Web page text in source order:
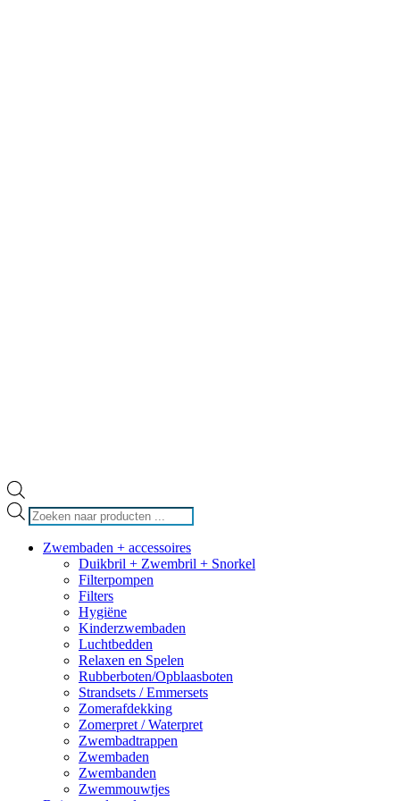
Producten
zoeken
Zwembaden + accessoires
Duikbril + Zwembril + Snorkel
Filterpompen
Filters
Hygiëne
Kinderzwembaden
Luchtbedden
Relaxen en Spelen
Rubberboten/Opblaasboten
Strandsets / Emmersets
Zomerafdekking
Zomerpret / Waterpret
Zwembadtrappen
Zwembaden
Zwembanden
Zwemmouwtjes